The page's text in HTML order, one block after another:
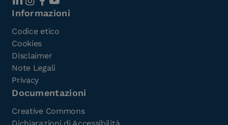
Informazioni
Codice etico
Cookies
Disclaimer
Note Legali
Privacy
Documentazioni
Creative Commons